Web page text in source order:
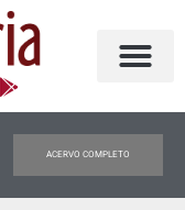
ACERVO COMPLETO